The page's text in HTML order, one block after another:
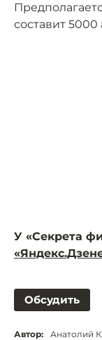
составит
У «Секрета
Обсудить
Автор: Анатолий